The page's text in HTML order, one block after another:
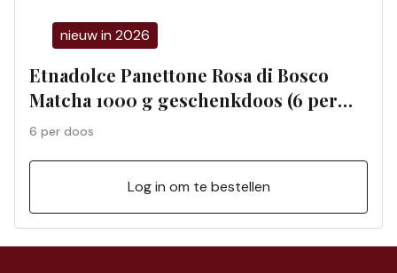
nieuw in 2026
Etnadolce Panettone Rosa di Bosco
Matcha 1000 g geschenkdoos (6 per
doos) 01197S
6 per doos
Log in om te bestellen